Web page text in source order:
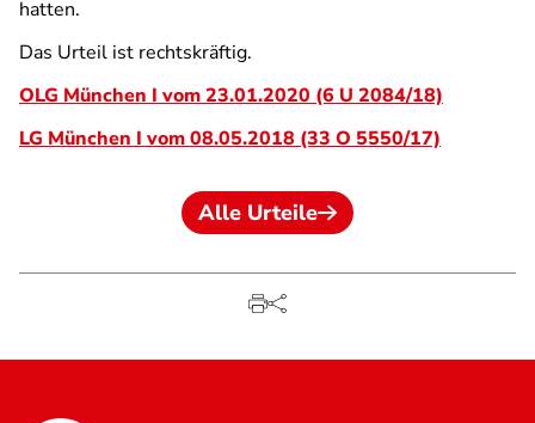
hatten.
Das Urteil ist rechtskräftig.
OLG München I vom 23.01.2020 (6 U 2084/18)
LG München I vom 08.05.2018 (33 O 5550/17)
Alle Urteile